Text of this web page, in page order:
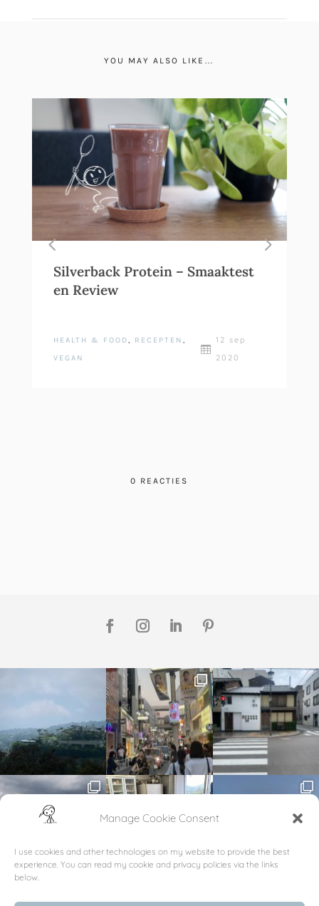
Manage Cookie Consent
I use cookies and other technologies on my website to provide the best
experience. You can read my cookie and privacy policies via the links
below.
YOU MAY ALSO LIKE…
Silverback Protein – Smaaktest
en Review
HEALTH & FOOD, RECEPTEN ,
VEGAN

12 sep
2020
0 REACTIES